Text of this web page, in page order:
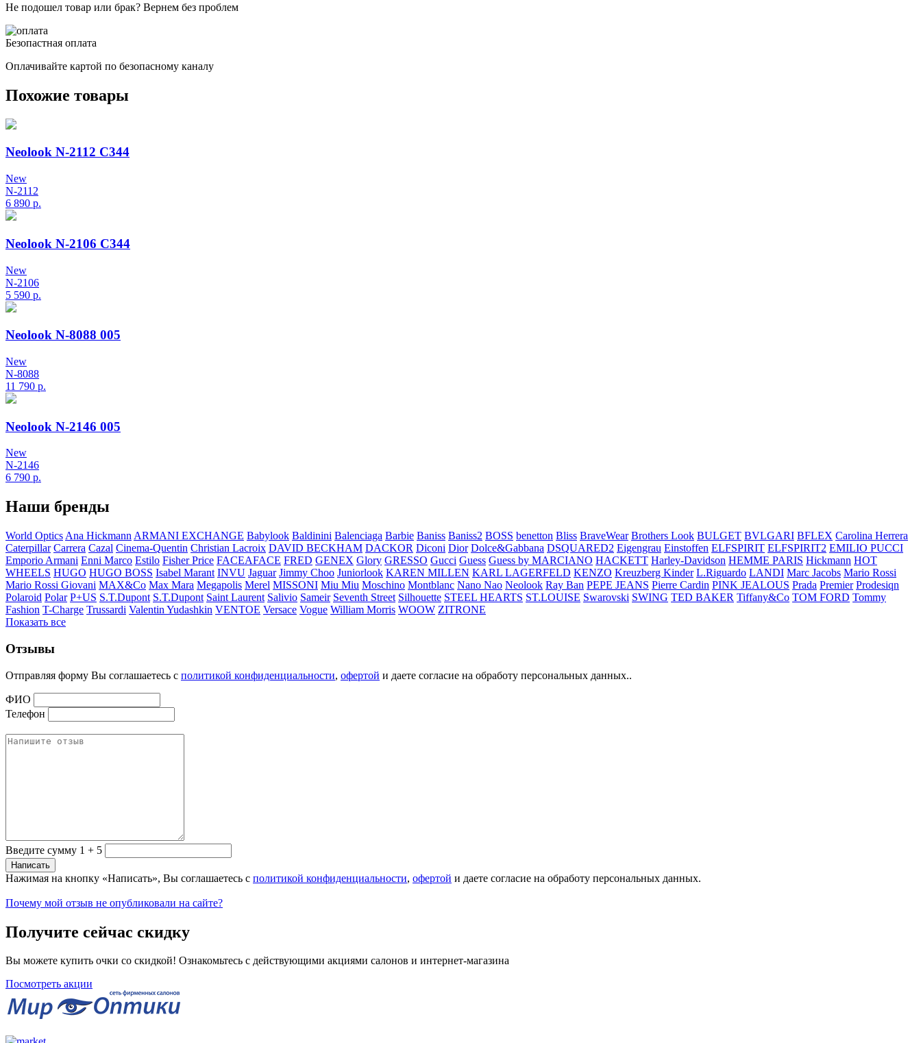
Не подошел товар или брак? Вернем без проблем
Безопастная оплата
Оплачивайте картой по безопасному каналу
Похожие товары
Neolook N-2112 C344
New
N-2112
6 890 р.
Neolook N-2106 C344
New
N-2106
5 590 р.
Neolook N-8088 005
New
N-8088
11 790 р.
Neolook N-2146 005
New
N-2146
6 790 р.
Наши бренды
World Optics Ana Hickmann ARMANI EXCHANGE Babylook Baldinini Balenciaga Barbie Baniss Baniss2 BOSS benetton Bliss BraveWear Brothers Look BULGET BVLGARI BFLEX Carolina Herrera
Caterpillar Carrera Cazal Cinema-Quentin Christian Lacroix DAVID BECKHAM DACKOR Diconi Dior Dolce&Gabbana DSQUARED2 Eigengrau Einstoffen ELFSPIRIT ELFSPIRIT2 EMILIO PUCCI
Emporio Armani Enni Marco Estilo Fisher Price FACEAFACE FRED GENEX Glory GRESSO Gucci Guess Guess by MARCIANO HACKETT Harley-Davidson HEMME PARIS Hickmann HOT
WHEELS HUGO HUGO BOSS Isabel Marant INVU Jaguar Jimmy Choo Juniorlook KAREN MILLEN KARL LAGERFELD KENZO Kreuzberg Kinder L.Riguardo LANDI Marc Jacobs Mario Rossi
Mario Rossi Giovani MAX&Co Max Mara Megapolis Merel MISSONI Miu Miu Moschino Montblanc Nano Nao Neolook Ray Ban PEPE JEANS Pierre Cardin PINK JEALOUS Prada Premier Prodesiqn
Polaroid Polar P+US S.T.Dupont S.T.Dupont Saint Laurent Salivio Sameir Seventh Street Silhouette STEEL HEARTS ST.LOUISE Swarovski SWING TED BAKER Tiffany&Co TOM FORD Tommy
Fashion T-Charge Trussardi Valentin Yudashkin VENTOE Versace Vogue William Morris WOOW ZITRONE
Показать все
Отзывы
Отправляя форму Вы соглашаетесь с политикой конфиденциальности, офертой и даете согласие на обработу персональных данных..
ФИО
Телефон
Введите сумму 1 + 5
Нажимая на кнопку «Написать», Вы соглашаетесь с политикой конфиденциальности, офертой и даете согласие на обработу персональных данных.
Почему мой отзыв не опубликовали на сайте?
Получите сейчас скидку
Вы можете купить очки со скидкой! Ознакомьтесь с действующими акциями салонов и интернет-магазина
Посмотреть акции